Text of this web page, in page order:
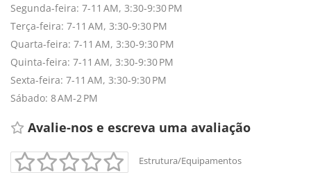
Segunda-feira: 7-11 AM, 3:30-9:30 PM
Terça-feira: 7-11 AM, 3:30-9:30 PM
Quarta-feira: 7-11 AM, 3:30-9:30 PM
Quinta-feira: 7-11 AM, 3:30-9:30 PM
Sexta-feira: 7-11 AM, 3:30-9:30 PM
Sábado: 8 AM-2 PM
Avalie-nos e escreva uma avaliação
Estrutura/Equipamentos